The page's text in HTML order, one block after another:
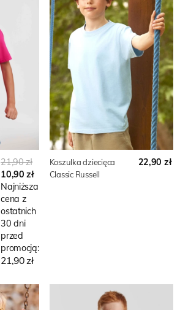
21,90 zł
10,90 zł
Najniższa
cena z
ostatnich
30 dni
przed
promocją:
21,90 zł
Koszulka dziecięca
Classic Russell
22,90 zł